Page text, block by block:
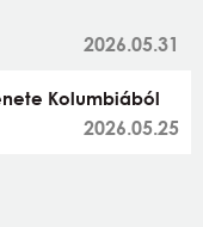
2026.05.31
Kolumbiából
2026.05.25